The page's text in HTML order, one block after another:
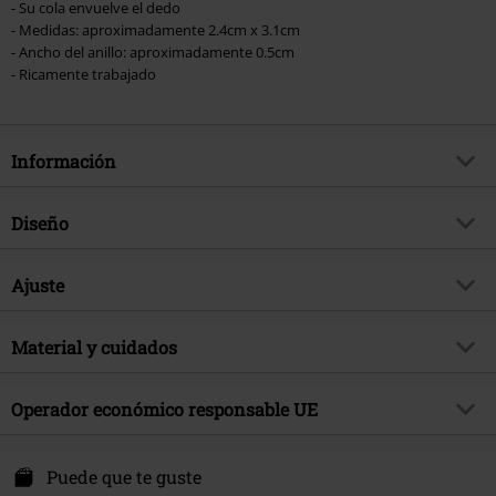
- Su cola envuelve el dedo
- Medidas: aproximadamente 2.4cm x 3.1cm
- Ancho del anillo: aproximadamente 0.5cm
- Ricamente trabajado
Información
Artículo no.
Brand
Sexo
Mujer
Diseño
Tipo de producto
Ajuste
Parte del cuerpo
Material y cuidados
Material Externo peltre
Operador económico responsable UE
Avda Paisos Catalanes 168
Puede que te guste